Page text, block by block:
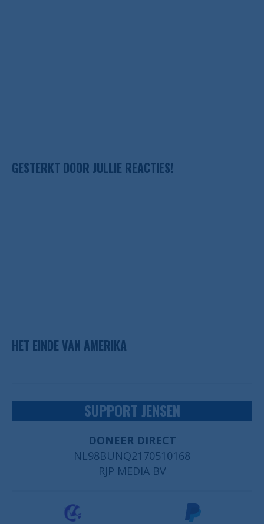
GESTERKT DOOR JULLIE REACTIES!
HET EINDE VAN AMERIKA
SUPPORT JENSEN
DONEER DIRECT
NL98BUNQ2170510168
RJP MEDIA BV